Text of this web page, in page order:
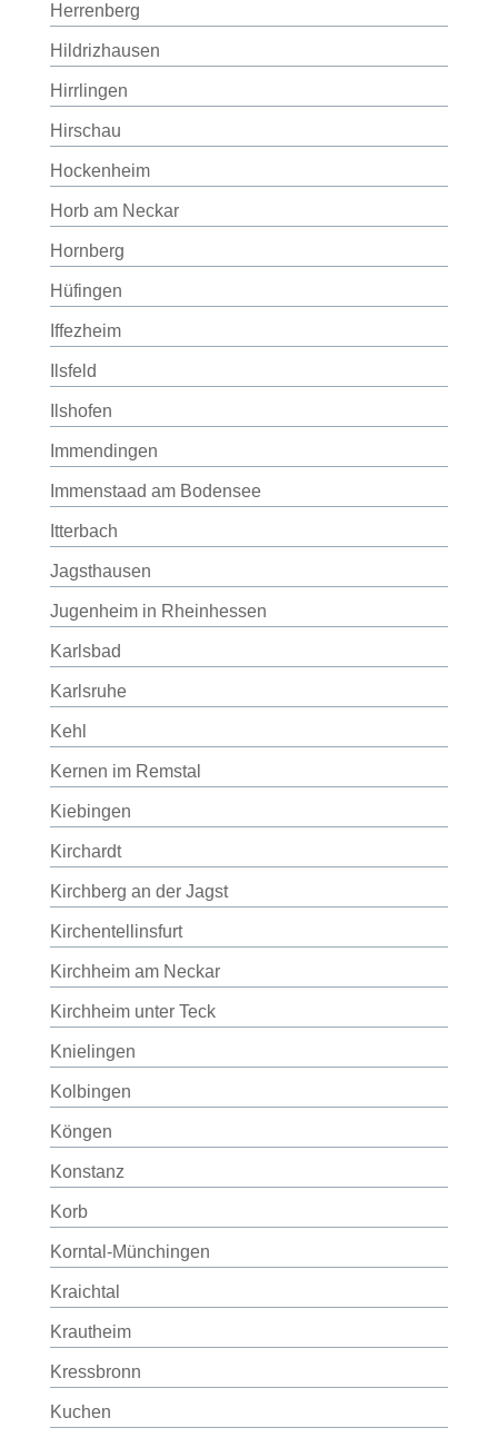
Herrenberg
Hildrizhausen
Hirrlingen
Hirschau
Hockenheim
Horb am Neckar
Hornberg
Hüfingen
Iffezheim
Ilsfeld
Ilshofen
Immendingen
Immenstaad am Bodensee
Itterbach
Jagsthausen
Jugenheim in Rheinhessen
Karlsbad
Karlsruhe
Kehl
Kernen im Remstal
Kiebingen
Kirchardt
Kirchberg an der Jagst
Kirchentellinsfurt
Kirchheim am Neckar
Kirchheim unter Teck
Knielingen
Kolbingen
Köngen
Konstanz
Korb
Korntal-Münchingen
Kraichtal
Krautheim
Kressbronn
Kuchen